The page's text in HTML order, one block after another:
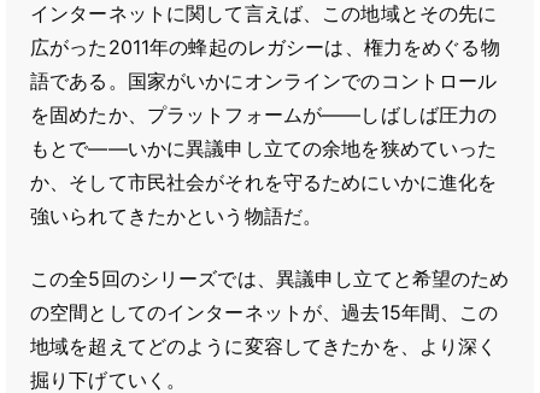
インターネットに関して言えば、この地域とその先に
広がった2011年の蜂起のレガシーは、権力をめぐる物
語である。国家がいかにオンラインでのコントロール
を固めたか、プラットフォームが――しばしば圧力の
もとで――いかに異議申し立ての余地を狭めていった
か、そして市民社会がそれを守るためにいかに進化を
強いられてきたかという物語だ。
この全5回のシリーズでは、異議申し立てと希望のため
の空間としてのインターネットが、過去15年間、この
地域を超えてどのように変容してきたかを、より深く
掘り下げていく。